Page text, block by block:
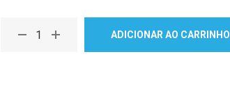
ADICIONAR AO CARRINHO